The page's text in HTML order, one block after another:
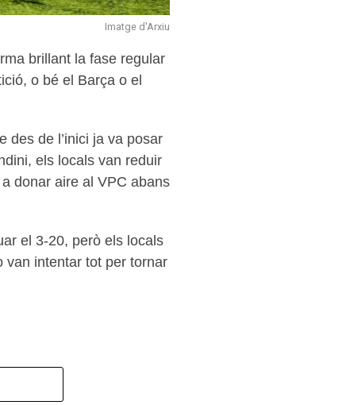
Imatge d'Arxiu
brillant la fase regular
o bé el Barça o el
des de l’inici ja va posar
els locals van reduir
donar aire al VPC abans
el 3-20, però els locals
van intentar tot per tornar